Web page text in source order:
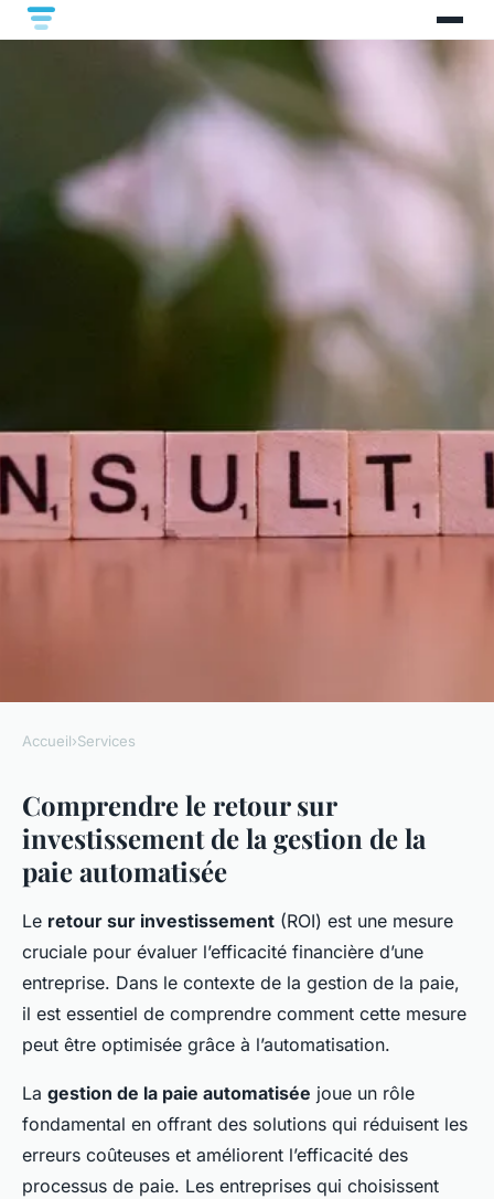
Retour sur investissement de
la gestion de la paie
automatisée
Noé •17 décembre 2024•5 min de lecture
Accueil›Services
Comprendre le retour sur
investissement de la gestion de la
paie automatisée
Le retour sur investissement (ROI) est une mesure
cruciale pour évaluer l’efficacité financière d’une
entreprise. Dans le contexte de la gestion de la paie,
il est essentiel de comprendre comment cette mesure
peut être optimisée grâce à l’automatisation.
La gestion de la paie automatisée joue un rôle
fondamental en offrant des solutions qui réduisent les
erreurs coûteuses et améliorent l’efficacité des
processus de paie. Les entreprises qui choisissent